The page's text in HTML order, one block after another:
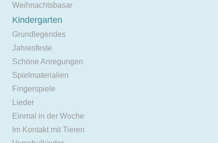
Weihnachtsbasar
Kindergarten
Grundlegendes
Jahresfeste
Schöne Anregungen
Spielmaterialien
Fingerspiele
Lieder
Einmal in der Woche
Im Kontakt mit Tieren